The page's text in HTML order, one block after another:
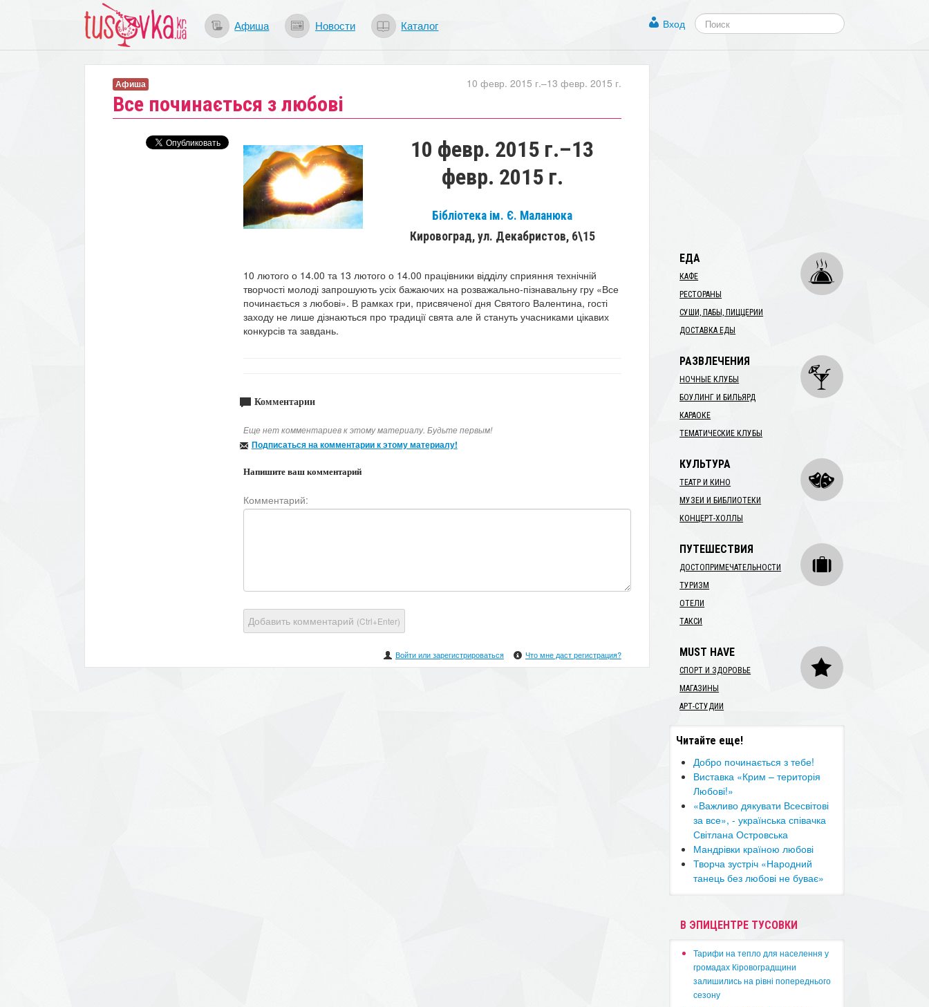
Афиша Новости Каталог Вход
Все починається з любові
10 февр. 2015 г.–13 февр. 2015 г.
Афиша
10 февр. 2015 г.–13
февр. 2015 г.
Бібліотека ім. Є. Маланюка
Кировоград, ул. Декабристов, 6\15
10 лютого о 14.00 та 13 лютого о 14.00 працівники відділу сприяння технічній
творчості молоді запрошують усіх бажаючих на розважально-пізнавальну гру «Все
починається з любові». В рамках гри, присвяченої дня Святого Валентина, гості
заходу не лише дізнаються про традиції свята але й стануть учасниками цікавих
конкурсів та завдань.
Комментарии
Еще нет комментариев к этому материалу. Будьте первым!
Подписаться на комментарии к этому материалу!
Напишите ваш комментарий
Комментарий:
Добавить комментарий (Ctrl+Enter)
Войти или зарегистрироваться Что мне даст регистрация?
ЕДА
КАФЕ
РЕСТОРАНЫ
СУШИ, ПАБЫ, ПИЦЦЕРИИ
ДОСТАВКА ЕДЫ
РАЗВЛЕЧЕНИЯ
НОЧНЫЕ КЛУБЫ
БОУЛИНГ И БИЛЬЯРД
КАРАОКЕ
ТЕМАТИЧЕСКИЕ КЛУБЫ
КУЛЬТУРА
ТЕАТР И КИНО
МУЗЕИ И БИБЛИОТЕКИ
КОНЦЕРТ-ХОЛЛЫ
ПУТЕШЕСТВИЯ
ДОСТОПРИМЕЧАТЕЛЬНОСТИ
ТУРИЗМ
ОТЕЛИ
ТАКСИ
MUST HAVE
СПОРТ И ЗДОРОВЬЕ
МАГАЗИНЫ
АРТ-СТУДИИ
Читайте еще!
Добро починається з тебе!
Виставка «Крим – територія
Любові!»
«Важливо дякувати Всесвітові
за все», - українська співачка
Світлана Островська
Мандрівки країною любові
Творча зустріч «Народний
танець без любові не буває»
В ЭПИЦЕНТРЕ ТУСОВКИ
​Тарифи на тепло для населення у
громадах Кіровоградщини
залишились на рівні попереднього
сезону